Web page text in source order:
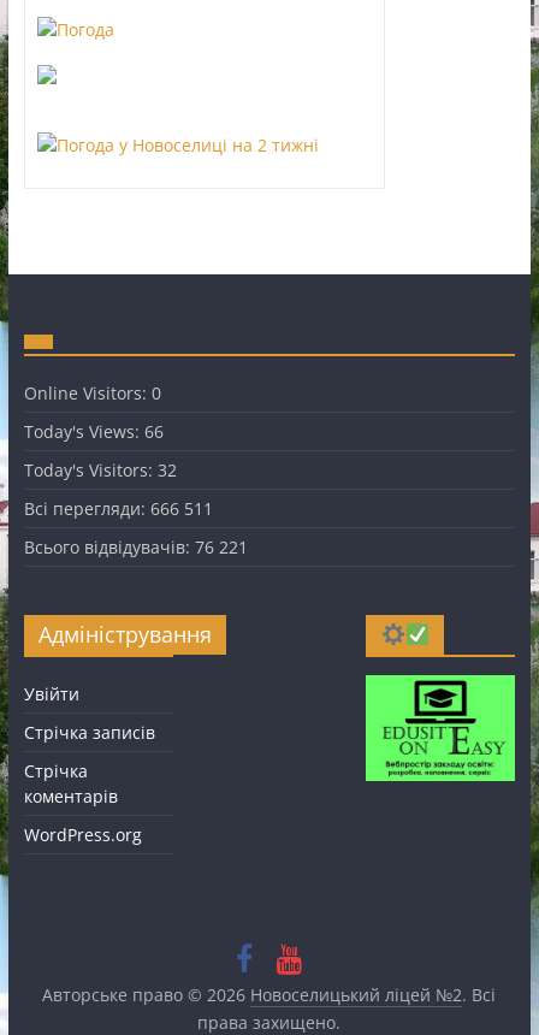
Online Visitors: 0
Today's Views: 66
Today's Visitors: 32
Всі перегляди: 666 511
Всього відвідувачів: 76 221
Адміністрування
Увійти
Стрічка записів
Стрічка
коментарів
WordPress.org
Авторське право © 2026 Новоселицький ліцей №2. Всі
права захищено.